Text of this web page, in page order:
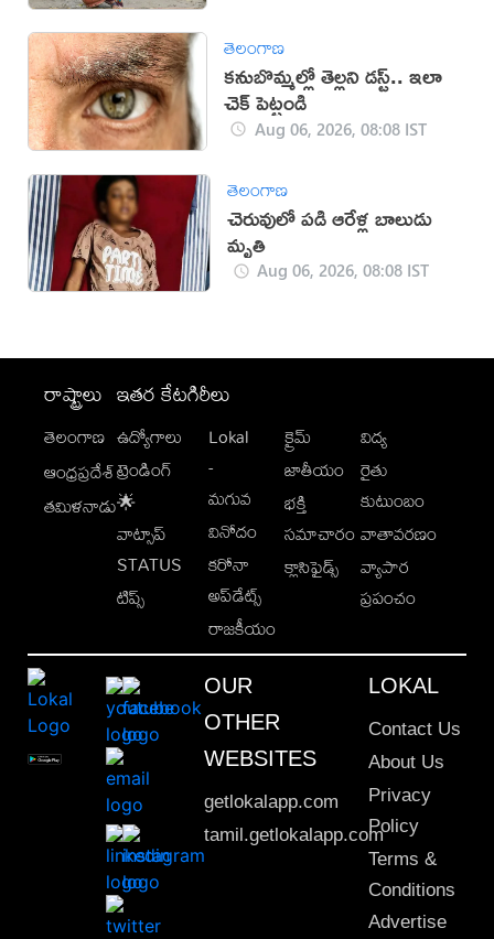
తెలంగాణ
కనుబొమ్మల్లో తెల్లని డస్ట్.. ఇలా
చెక్ పెట్టండి
Aug 06, 2026, 08:08 IST
తెలంగాణ
చెరువులో పడి ఆరేళ్ల బాలుడు
మృతి
Aug 06, 2026, 08:08 IST
రాష్ట్రాలు
తెలంగాణ
ఆంధ్రప్రదేశ్
తమిళనాడు
ఇతర కేటగిరీలు
ఉద్యోగాలు
ట్రెండింగ్
🌟
వాట్సాప్
STATUS
టిప్స్
Lokal
-
మగువ
వినోదం
కరోనా
అప్‌డేట్స్
రాజకీయం
క్రైమ్
జాతీయం
భక్తి
సమాచారం
క్లాసిఫైడ్స్
విద్య
రైతు
కుటుంబం
వాతావరణం
వ్యాపార
ప్రపంచం
OUR
OTHER
WEBSITES
getlokalapp.com
tamil.getlokalapp.com
LOKAL
Contact Us
About Us
Privacy
Policy
Terms &
Conditions
Advertise